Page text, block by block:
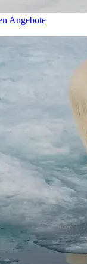
Angebote